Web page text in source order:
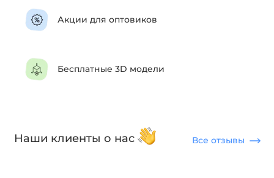
Акции для оптовиков
Бесплатные 3D модели
Наши клиенты о нас Все отзывы